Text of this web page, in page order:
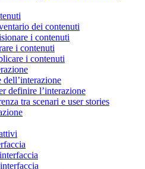
dei contenuti
i contenuti
i contenuti
i contenuti
dell’interazione
definire l’interazione
tra scenari e user stories